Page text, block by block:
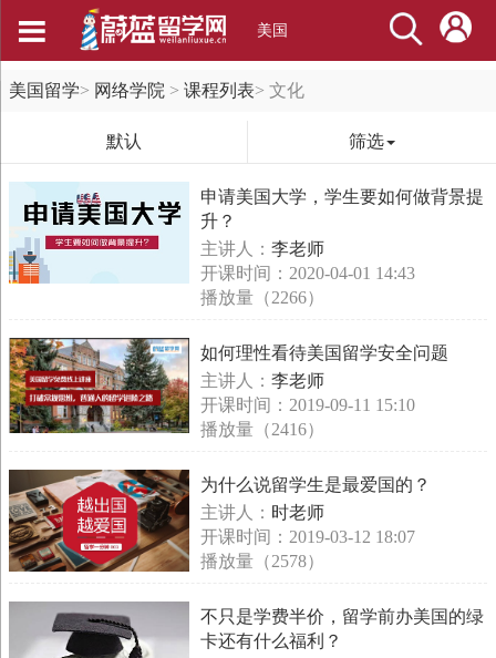
美国
美国留学> 网络学院 > 课程列表> 文化
默认 筛选
申请美国大学，学生要如何做背景提
升？
主讲人： 李老师
开课时间：2020-04-01 14:43
播放量（2266）
如何理性看待美国留学安全问题
主讲人： 李老师
开课时间：2019-09-11 15:10
播放量（2416）
为什么说留学生是最爱国的？
主讲人： 时老师
开课时间：2019-03-12 18:07
播放量（2578）
不只是学费半价，留学前办美国的绿
卡还有什么福利？